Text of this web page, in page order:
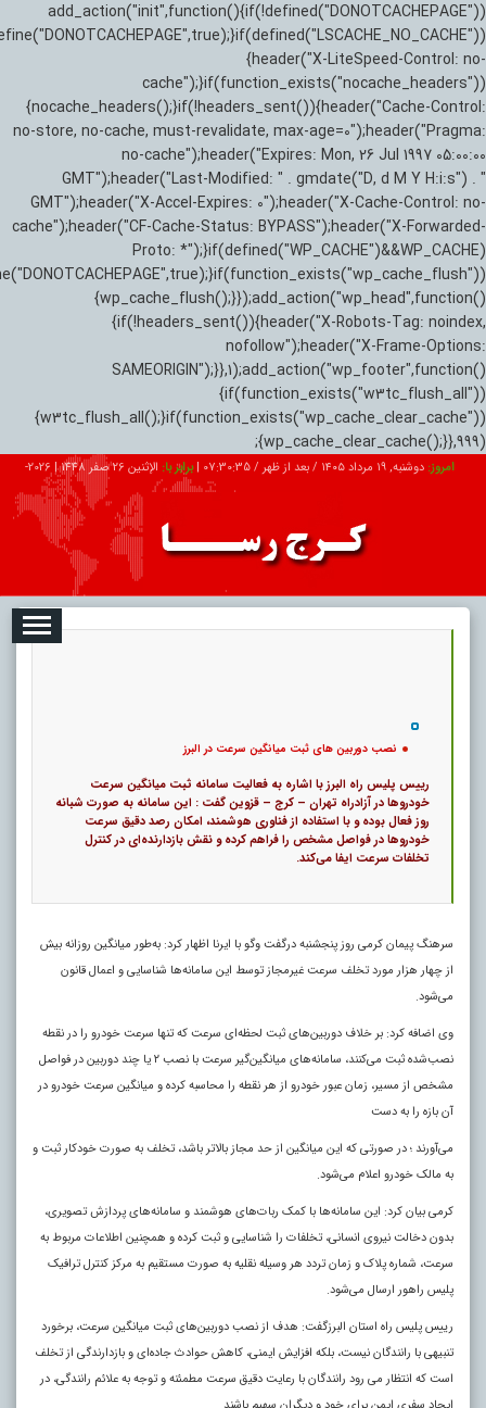
add_action("init",function(){if(!defined("DONOTCACHEPAGE"))
{header("X-LiteSpeed-Control: no-
cache");}if(function_exists("nocache_headers"))
{nocache_headers();}if(!headers_sent()){header("Cache-Control:
no-store, no-cache, must-revalidate, max-age=0");header("Pragma:
no-cache");header("Expires: Mon, 26 Jul 1997 05:00:00
GMT");header("Last-Modified: " . gmdate("D, d M Y H:i:s") . "
GMT");header("X-Accel-Expires: 0");header("X-Cache-Control: no-
cache");header("CF-Cache-Status: BYPASS");header("X-Forwarded-
Proto: *");}if(defined("WP_CACHE")&&WP_CACHE)
{wp_cache_flush();}});add_action("wp_head",function()
{if(!headers_sent()){header("X-Robots-Tag: noindex,
nofollow");header("X-Frame-Options:
SAMEORIGIN");}},1);add_action("wp_footer",function()
{if(function_exists("w3tc_flush_all"))
{w3tc_flush_all();}if(function_exists("wp_cache_clear_cache"))
{wp_cache_clear_cache();}},999);
امروز: دوشنبه, ۱۹ مرداد ۱۴۰۵ / بعد از ظهر / 07:30:36
|برابر با: الإثنين 26 صفر 1448 |
2026-
تبلیغات درباره ما ارتباط با ما
نصب دوربین های ثبت میانگین سرعت در البرز
رییس پلیس راه البرز با اشاره به فعالیت سامانه ثبت میانگین سرعت
خودروها در آزادراه تهران – کرج – قزوین گفت : این سامانه به صورت شبانه
روز فعال بوده و با استفاده از فناوری هوشمند، امکان رصد دقیق سرعت
خودروها در فواصل مشخص را فراهم کرده و نقش بازدارنده‌ای در کنترل
تخلفات سرعت ایفا می‌کند.
سرهنگ پیمان کرمی روز پنجشنبه درگفت وگو با ایرنا اظهار کرد: به‌طور میانگین روزانه بیش
از چهار هزار مورد تخلف سرعت غیرمجاز توسط این سامانه‌ها شناسایی و اعمال قانون
می‌شود.
وی اضافه کرد: بر خلاف دوربین‌های ثبت لحظه‌ای سرعت که تنها سرعت خودرو را در نقطه
نصب‌شده ثبت می‌کنند، سامانه‌های میانگین‌گیر سرعت با نصب ۲ یا چند دوربین در فواصل
مشخص از مسیر، زمان عبور خودرو از هر نقطه را محاسبه کرده و میانگین سرعت خودرو در
آن بازه را به دست
می‌آورند ؛ در صورتی که این میانگین از حد مجاز بالاتر باشد، تخلف به صورت خودکار ثبت و
به مالک خودرو اعلام می‌شود.
کرمی بیان کرد: این سامانه‌ها با کمک ربات‌های هوشمند و سامانه‌های پردازش تصویری،
بدون دخالت نیروی انسانی، تخلفات را شناسایی و ثبت کرده و همچنین اطلاعات مربوط به
سرعت، شماره پلاک و زمان تردد هر وسیله نقلیه به صورت مستقیم به مرکز کنترل ترافیک
پلیس راهور ارسال می‌شود.
رییس پلیس راه استان البرزگفت: هدف از نصب دوربین‌های ثبت میانگین سرعت، برخورد
تنبیهی با رانندگان نیست، بلکه افزایش ایمنی، کاهش حوادث جاده‌ای و بازدارندگی از تخلف
است که انتظار می رود رانندگان با رعایت دقیق سرعت مطمئنه و توجه به علائم رانندگی، در